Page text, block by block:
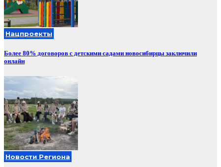
Нацпроекты
Более 80% договоров с детскими садами новосибирцы заключили
онлайн
Новости Региона